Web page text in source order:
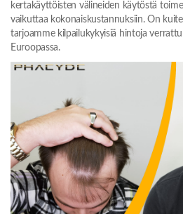
kertakäyttöisten välineiden käytöstä
vaikuttaa kokonaiskustannuksiin. On
tarjoamme kilpailukykyisiä hintoja
Euroopassa.